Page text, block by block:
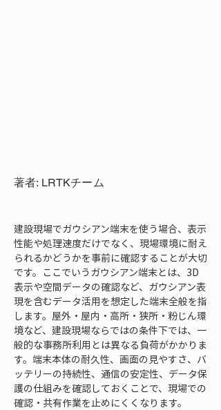
著者: LRTKチーム
建設現場でガウシアン端末を使う場合、表示
性能や処理速度だけでなく、現場環境に耐え
られるかどうかを事前に確認することが大切
です。ここでいうガウシアン端末とは、3D
表示や空間データの確認など、ガウシアン表
現を含むデータ活用を想定した端末全般を指
します。屋外・屋内・高所・狭所・粉じん環
境など、建設現場ならではの条件下では、一
般的な事務所利用とは異なる負荷がかかりま
す。端末本体の耐久性、画面の見やすさ、バ
ッテリーの持続性、通信の安定性、データ保
護の仕組みを確認しておくことで、現場での
確認・共有作業を止めにくくなります。